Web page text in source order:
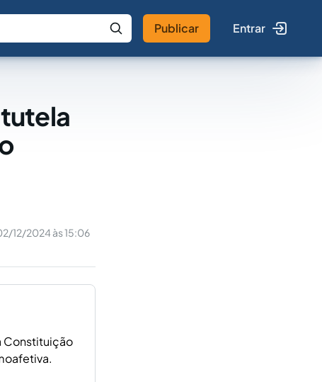
IA Buscar no Jus
Publicar Entrar
12/2024 às 15:06
Constituição